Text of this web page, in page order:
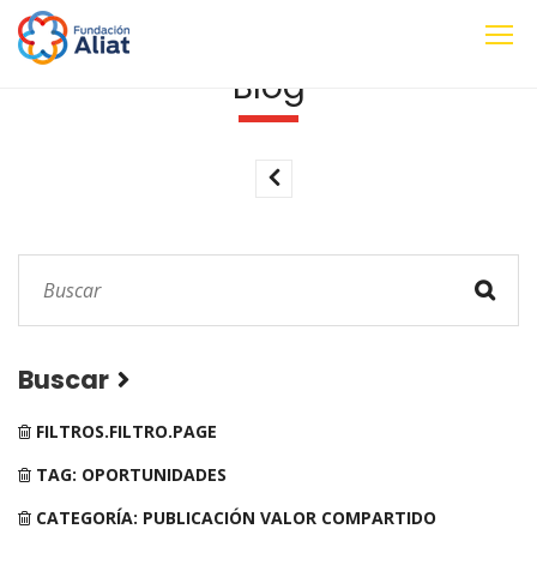
Blog
Buscar
FILTROS.FILTRO.PAGE
TAG: OPORTUNIDADES
CATEGORÍA: PUBLICACIÓN VALOR COMPARTIDO